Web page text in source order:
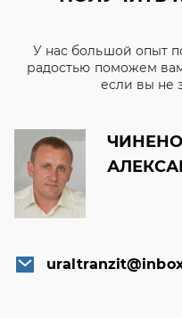
У нас большой опыт
радостью поможем
если вы не